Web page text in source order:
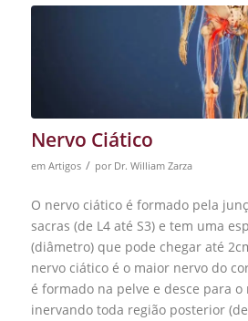
Nervo Ciático
em Artigos / por Dr. William Zarza
O nervo ciático é formado pela
sacras (de L4 até S3) e tem uma
(diâmetro) que pode chegar até
nervo ciático é o maior nervo do
é formado na pelve e desce para
inervando toda região posterior